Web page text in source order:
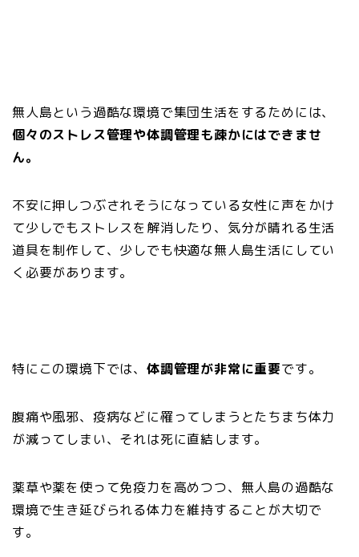
無人島という過酷な環境で集団生活をするためには、
個々のストレス管理や体調管理も疎かにはできませ
ん。
不安に押しつぶされそうになっている女性に声をかけ
て少しでもストレスを解消したり、気分が晴れる生活
道具を制作して、少しでも快適な無人島生活にしてい
く必要があります。
特にこの環境下では、 体調管理が非常に重要です。
腹痛や風邪、疫病などに罹ってしまうとたちまち体力
が減ってしまい、それは死に直結します。
薬草や薬を使って免疫力を高めつつ、無人島の過酷な
環境で生き延びられる体力を維持することが大切で
す。